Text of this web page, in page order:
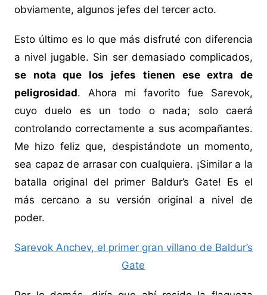
obviamente, algunos jefes del tercer acto.
Esto último es lo que más disfruté con diferencia
a nivel jugable. Sin ser demasiado complicados,
se nota que los jefes tienen ese extra de
peligrosidad. Ahora mi favorito fue Sarevok,
cuyo duelo es un todo o nada; solo caerá
controlando correctamente a sus acompañantes.
Me hizo feliz que, despistándote un momento,
sea capaz de arrasar con cualquiera. ¡Similar a la
batalla original del primer Baldur’s Gate! Es el
más cercano a su versión original a nivel de
poder.
Sarevok Anchev, el primer gran villano de Baldur’s
Gate